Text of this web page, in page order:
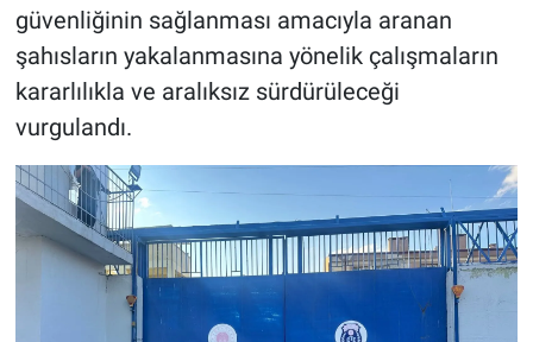
güvenliğinin sağlanması amacıyla aranan
şahısların yakalanmasına yönelik çalışmaların
kararlılıkla ve aralıksız sürdürüleceği
vurgulandı.